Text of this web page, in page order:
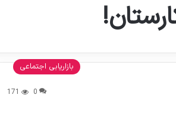
بازاریابی اجتماعی
0
171